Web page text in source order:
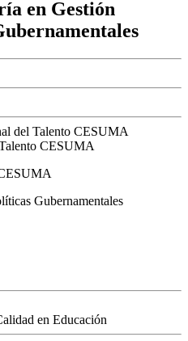
en Gestión
Gubernamentales
en Educación